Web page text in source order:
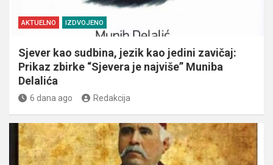
AKTUELNO IZDVOJENO
Sjever kao sudbina, jezik kao jedini zavičaj:
Prikaz zbirke “Sjevera je najviše” Muniba
Delalića
6 dana ago Redakcija